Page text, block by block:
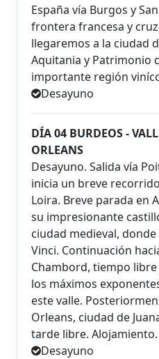
España vía Burgos y
frontera francesa y
llegaremos a la ciudad
Aquitania y Patrimonio
importante región
Desayuno
DÍA 04 BURDEOS -
ORLEANS
Desayuno. Salida vía
inicia un breve
Loira. Breve parada en
su impresionante
ciudad medieval,
Vinci. Continuación
Chambord, tiempo
los máximos
este valle.
Orleans, ciudad de
tarde libre. Alojamiento.
Desayuno